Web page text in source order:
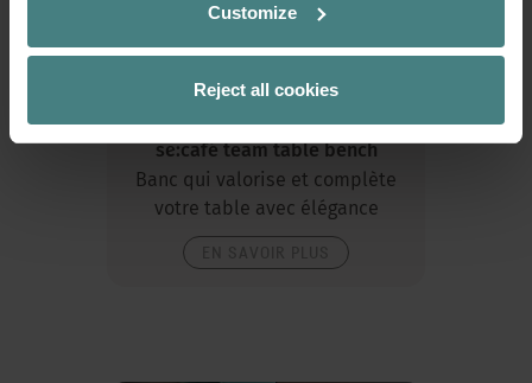
Customize
Reject all cookies
se:café team table bench
Banc qui valorise et complète
votre table avec élégance